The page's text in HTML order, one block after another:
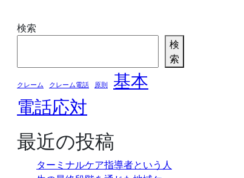
検索
検
索
クレーム クレーム電話 原則
基本
電話応対
最近の投稿
ターミナルケア指導者という人